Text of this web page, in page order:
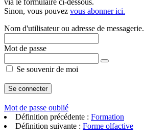
via le formulaire ci-dessous.
Sinon, vous pouvez vous abonner ici.
Nom d'utilisateur ou adresse de messagerie.
Mot de passe
Se souvenir de moi
Mot de passe oublié
Définition précédente : Formation
Définition suivante : Forme olfactive